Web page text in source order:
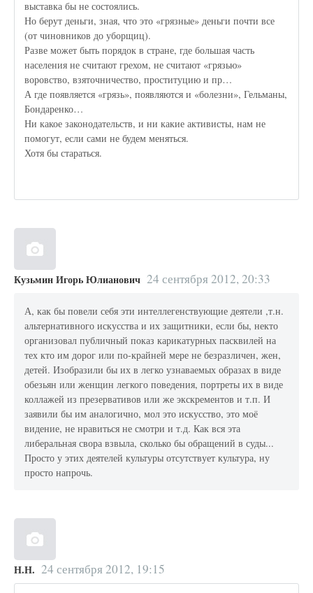
выставка бы не состоялись.
Но берут деньги, зная, что это «грязные» деньги почти все
(от чиновников до уборщиц).
Разве может быть порядок в стране, где большая часть
населения не считают грехом, не считают «грязью»
воровство, взяточничество, проституцию и пр…
А где появляется «грязь», появляются и «болезни», Гельманы,
Бондаренко…
Ни какое законодательств, и ни какие активисты, нам не
помогут, если сами не будем меняться.
Хотя бы стараться.
Кузьмин Игорь Юлианович 24 сентября 2012, 20:33
А, как бы повели себя эти интеллегенствующие деятели ,т.н.
альтернативного искусства и их защитники, если бы, некто
организовал публичный показ карикатурных пасквилей на
тех кто им дорог или по-крайней мере не безразличен, жен,
детей. Изобразили бы их в легко узнаваемых образах в виде
обезьян или женщин легкого поведения, портреты их в виде
коллажей из презервативов или же экскрементов и т.п. И
заявили бы им аналогично, мол это искусство, это моё
видение, не нравиться не смотри и т.д. Как вся эта
либеральная свора взвыла, сколько бы обращений в суды...
Просто у этих деятелей культуры отсутствует культура, ну
просто напрочь.
Н.Н. 24 сентября 2012, 19:15